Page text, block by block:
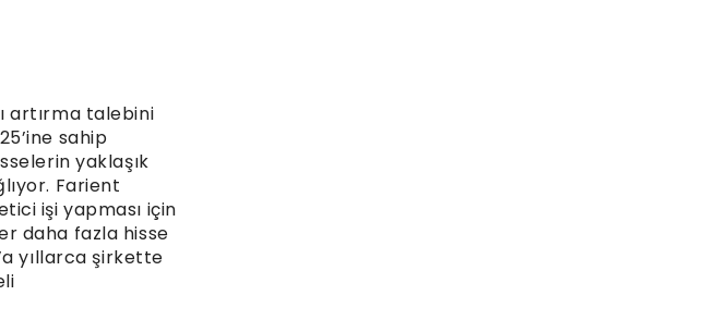
artırma talebini
sahip
yaklaşık
Farient
işi yapması için
daha fazla hisse
yıllarca şirkette